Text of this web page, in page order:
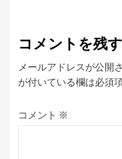
コメントを残す
メールアドレスが公開
が付いている欄は必須
コメント ※